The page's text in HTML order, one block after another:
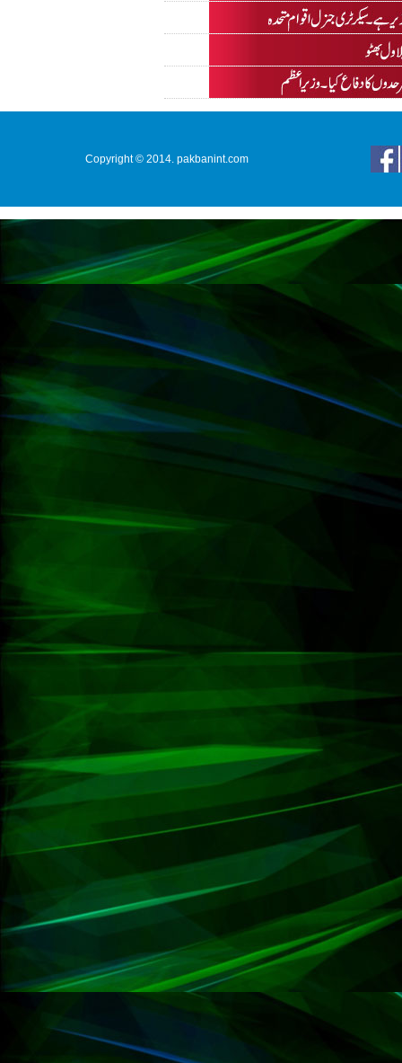
Copyright © 2014. pakbanint.com